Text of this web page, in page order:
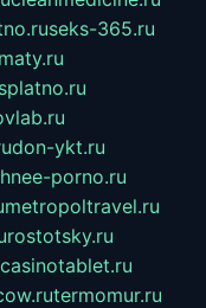
seks-365.ru
don-ykt.ru
porno.ru
metropoltravel.ru
rostotsky.ru
casinotablet.ru
termomur.ru